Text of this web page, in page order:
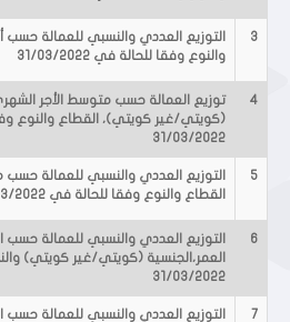
3
والنوع وفقا للحالة في 31/03/2022
4
توزيع العمالة حسب متوسط الأجر
(كويتي/غير كويتي)، القطاع والنوع
31/03/2022
5
التوزيع العددي والنسبي للعمالة حسب
القطاع والنوع وفقا للحالة في 31/03/2022
6
التوزيع العددي والنسبي للعمالة حسب
العمر،الجنسية (كويتي/غير كويتي)
31/03/2022
7
التوزيع العددي والنسبي للعمالة حسب